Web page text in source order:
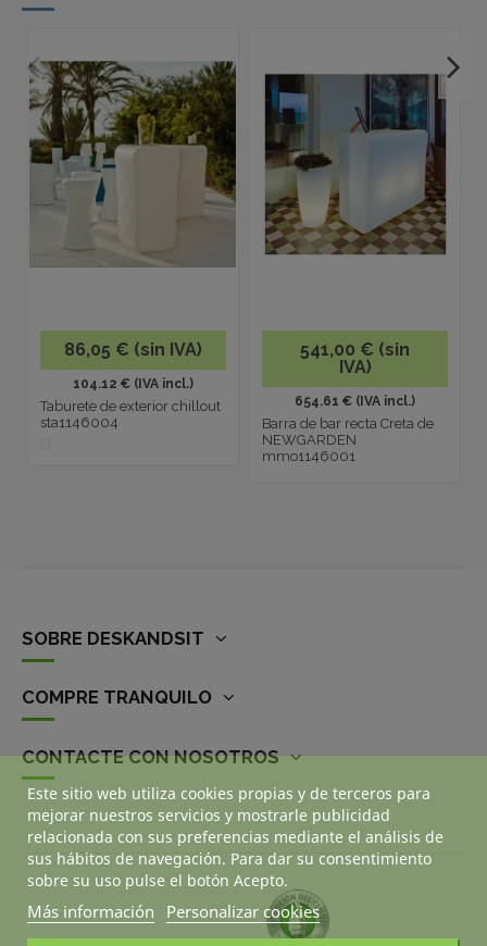
86,05 € (sin IVA)
104.12 € (IVA incl.)
Taburete de exterior chillout
sta1146004
541,00 € (sin
IVA)
654.61 € (IVA incl.)
Barra de bar recta Creta de
NEWGARDEN
mmo1146001
SOBRE DESKANDSIT
COMPRE TRANQUILO
CONTACTE CON NOSOTROS
Este sitio web utiliza cookies propias y de terceros para
mejorar nuestros servicios y mostrarle publicidad
relacionada con sus preferencias mediante el análisis de
sus hábitos de navegación. Para dar su consentimiento
sobre su uso pulse el botón Acepto.
Más información Personalizar cookies